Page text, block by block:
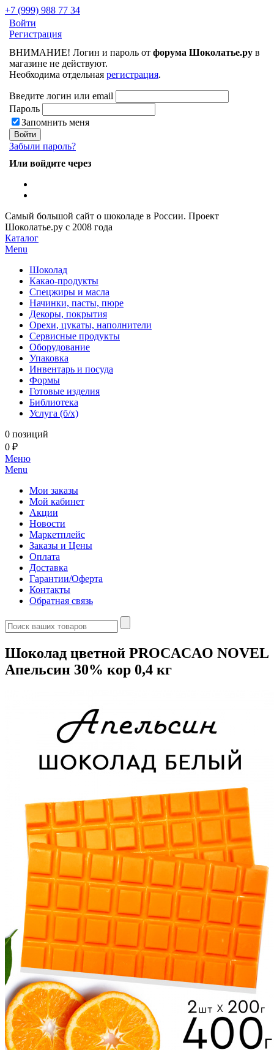
+7 (999) 988 77 34
Войти
Регистрация
ВНИМАНИЕ! Логин и пароль от форума Шоколатье.ру в
магазине не действуют.
Необходима отдельная регистрация.
Введите логин или email
Пароль
Запомнить меня
Забыли пароль?
Или войдите через
Самый большой сайт о шоколаде в России. Проект
Шоколатье.ру с 2008 года
Каталог
Menu
Шоколад
Какао-продукты
Спецжиры и масла
Начинки, пасты, пюре
Декоры, покрытия
Орехи, цукаты, наполнители
Сервисные продукты
Оборудование
Упаковка
Инвентарь и посуда
Формы
Готовые изделия
Библиотека
Услуга (б/х)
0 позиций
0 ₽
Меню
Menu
Мои заказы
Мой кабинет
Акции
Новости
Маркетплейс
Заказы и Цены
Оплата
Доставка
Гарантии/Оферта
Контакты
Обратная связь
Шоколад цветной PROCACAO NOVEL
Апельсин 30% кор 0,4 кг